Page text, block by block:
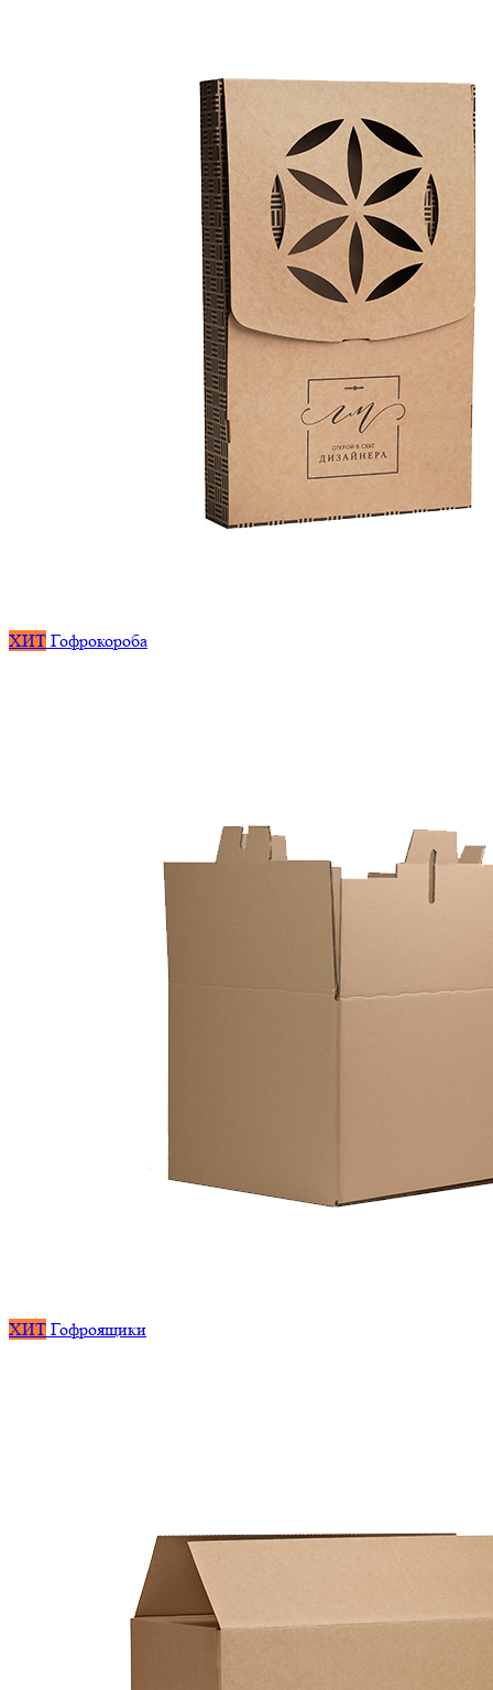
ХИТ Гофрокороба
ХИТ Гофроящики